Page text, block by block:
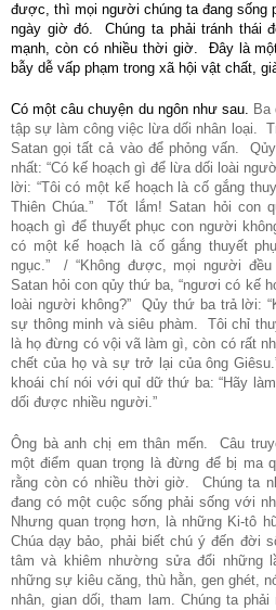
được, thì mọi người chúng ta đang sống
ngày giờ đó. Chúng ta phải tránh thái
mạnh, còn có nhiều thời giờ. Đây là
bẫy dễ vấp phạm trong xã hội vật chất,
Có một câu chuyện du ngôn như sau. Ba
tập sự làm công việc lừa dối nhân loại.
Satan gọi tất cả vào để phỏng vấn.
nhất: “Có kế hoạch gì để lừa dối loài
lời: “Tôi có một kế hoạch là cố gắng
Thiên Chúa.” Tốt lắm! Satan hỏi con
hoạch gì để thuyết phục con người
có một kế hoạch là cố gắng thuyết
ngục.” / “Không được, mọi người đều
Satan hỏi con qủy thứ ba, “ngươi có kế
loài người không?” Qủy thứ ba trả lời:
sự thông minh và siêu phàm. Tôi chỉ
là họ đừng có vội vã làm gì, còn có rất
chết của họ và sự trở lại của ông
khoái chí nói với quỉ dữ thứ ba: “Hãy
dối được nhiều người.”
Ông bà anh chị em thân mến. Câu
một điểm quan trọng là đừng để bị ma
rằng còn có nhiều thời giờ. Chúng ta
đang có một cuộc sống phải sống với
Nhưng quan trọng hơn, là những Ki-tô
Chúa dạy bảo, phải biết chú ý đến đời
tâm và khiêm nhường sửa đổi những
những sự kiêu căng, thù hằn, gen ghét,
nhân, gian dối, tham lam. Chúng ta